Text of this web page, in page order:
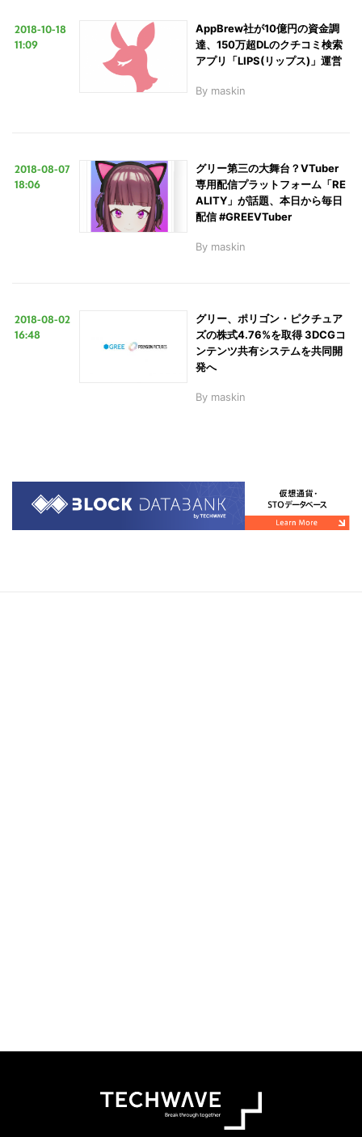
2018-10-18
11:09
AppBrew社が10億円の資金調
達、150万超DLのクチコミ検索
アプリ「LIPS(リップス)」運営
By maskin
2018-08-07
18:06
グリー第三の大舞台？VTuber
専用配信プラットフォーム「RE
ALITY」が話題、本日から毎日
配信 #GREEVTuber
By maskin
2018-08-02
16:48
グリー、ポリゴン・ピクチュア
ズの株式4.76%を取得 3DCGコ
ンテンツ共有システムを共同開
発へ
By maskin